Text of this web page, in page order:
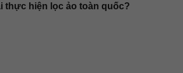
thực hiện lọc ảo toàn quốc?